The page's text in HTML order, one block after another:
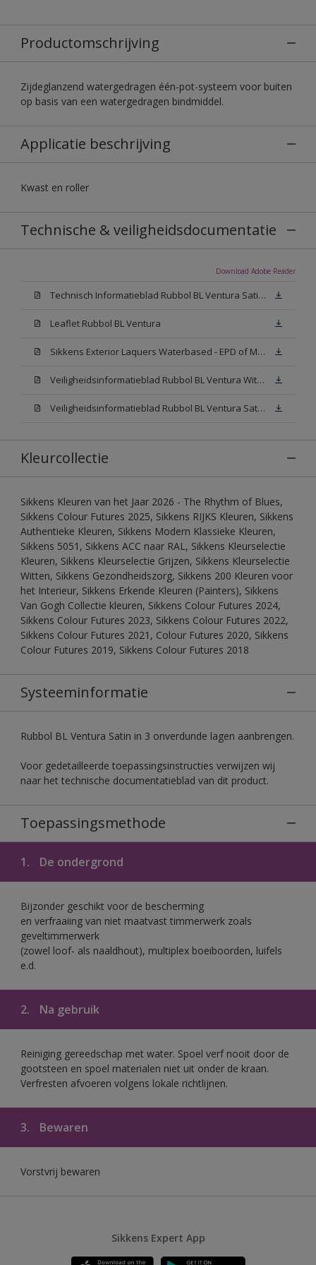
Productomschrijving
Zijdeglanzend watergedragen één-pot-systeem voor buiten
op basis van een watergedragen bindmiddel.
Applicatie beschrijving
Kwast en roller
Technische & veiligheidsdocumentatie
Download Adobe Reader
Technisch Informatieblad Rubbol BL Ventura Satin (PDF)
Leaflet Rubbol BL Ventura
Sikkens Exterior Laquers Waterbased - EPD of Milieuproductverklaring
Veiligheidsinformatieblad Rubbol BL Ventura Wit W05(MSDS)
Veiligheidsinformatieblad Rubbol BL Ventura Satin N00 (MSDS)
Kleurcollectie
Sikkens Kleuren van het Jaar 2026 - The Rhythm of Blues,
Sikkens Colour Futures 2025, Sikkens RIJKS Kleuren, Sikkens
Authentieke Kleuren, Sikkens Modern Klassieke Kleuren,
Sikkens 5051, Sikkens ACC naar RAL, Sikkens Kleurselectie
Kleuren, Sikkens Kleurselectie Grijzen, Sikkens Kleurselectie
Witten, Sikkens Gezondheidszorg, Sikkens 200 Kleuren voor
het Interieur, Sikkens Erkende Kleuren (Painters), Sikkens
Van Gogh Collectie kleuren, Sikkens Colour Futures 2024,
Sikkens Colour Futures 2023, Sikkens Colour Futures 2022,
Sikkens Colour Futures 2021, Colour Futures 2020, Sikkens
Colour Futures 2019, Sikkens Colour Futures 2018
Systeeminformatie
Rubbol BL Ventura Satin in 3 onverdunde lagen aanbrengen.
Voor gedetailleerde toepassingsinstructies verwijzen wij
naar het technische documentatieblad van dit product.
Toepassingsmethode
1. De ondergrond
Bijzonder geschikt voor de bescherming
en verfraaiing van niet maatvast timmerwerk zoals
geveltimmerwerk
(zowel loof- als naaldhout), multiplex boeiboorden, luifels
e.d.
2. Na gebruik
Reiniging gereedschap met water. Spoel verf nooit door de
gootsteen en spoel materialen niet uit onder de kraan.
Verfresten afvoeren volgens lokale richtlijnen.
3. Bewaren
Vorstvrij bewaren
Sikkens Expert App